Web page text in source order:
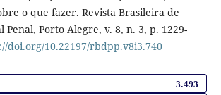
o que fazer. Revista Brasileira de
Penal, Porto Alegre, v. 8, n. 3, p. 1229-
doi.org/10.22197/rbdpp.v8i3.740
3.493